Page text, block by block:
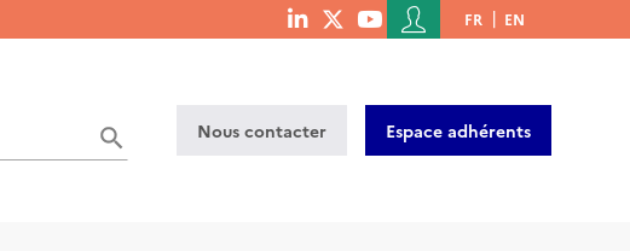
menu
Menu
du
de
l'utilisateur
FR EN
Nous contacter Espace adhérents